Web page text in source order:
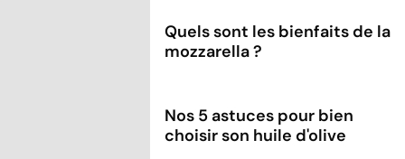
Quels sont les bienfaits de la
mozzarella ?
Nos 5 astuces pour bien
choisir son huile d'olive